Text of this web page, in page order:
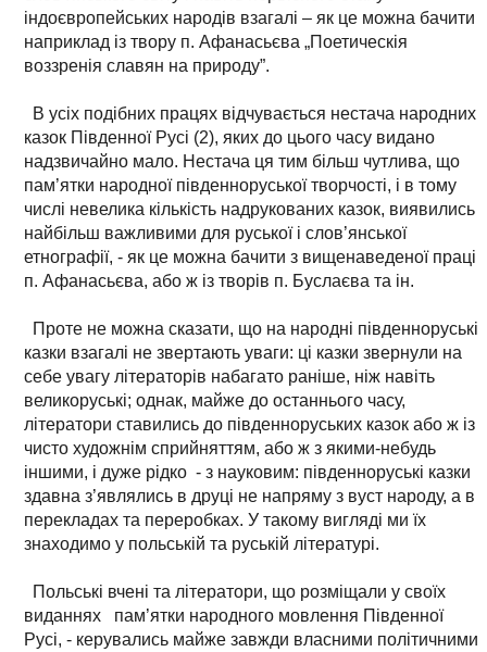
індоєвропейських народів взагалі – як це можна бачити
наприклад із твору п. Афанасьєва „Поетическія
воззренія славян на природу”.
В усіх подібних працях відчувається нестача народних
казок Південної Русі (2), яких до цього часу видано
надзвичайно мало. Нестача ця тим більш чутлива, що
пам’ятки народної південноруської творчості, і в тому
числі невелика кількість надрукованих казок, виявились
найбільш важливими для руської і слов’янської
етнографії, - як це можна бачити з вищенаведеної праці
п. Афанасьєва, або ж із творів п. Буслаєва та ін.
Проте не можна сказати, що на народні південноруські
казки взагалі не звертають уваги: ці казки звернули на
себе увагу літераторів набагато раніше, ніж навіть
великоруські; однак, майже до останнього часу,
літератори ставились до південноруських казок або ж із
чисто художнім сприйняттям, або ж з якими-небудь
іншими, і дуже рідко - з науковим: південноруські казки
здавна з’являлись в друці не напряму з вуст народу, а в
перекладах та переробках. У такому вигляді ми їх
знаходимо у польській та руській літературі.
Польські вчені та літератори, що розміщали у своїх
виданнях пам’ятки народного мовлення Південної
Русі, - керувались майже завжди власними політичними